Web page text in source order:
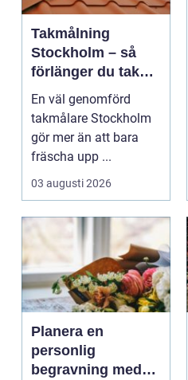
Takmålning
Stockholm – så
förlänger du takets
livslängd och
höjer värdet på
huset
En väl genomförd
takmålare Stockholm
gör mer än att bara
fräscha upp ...
03 augusti 2026
Planera en
personlig
begravning med